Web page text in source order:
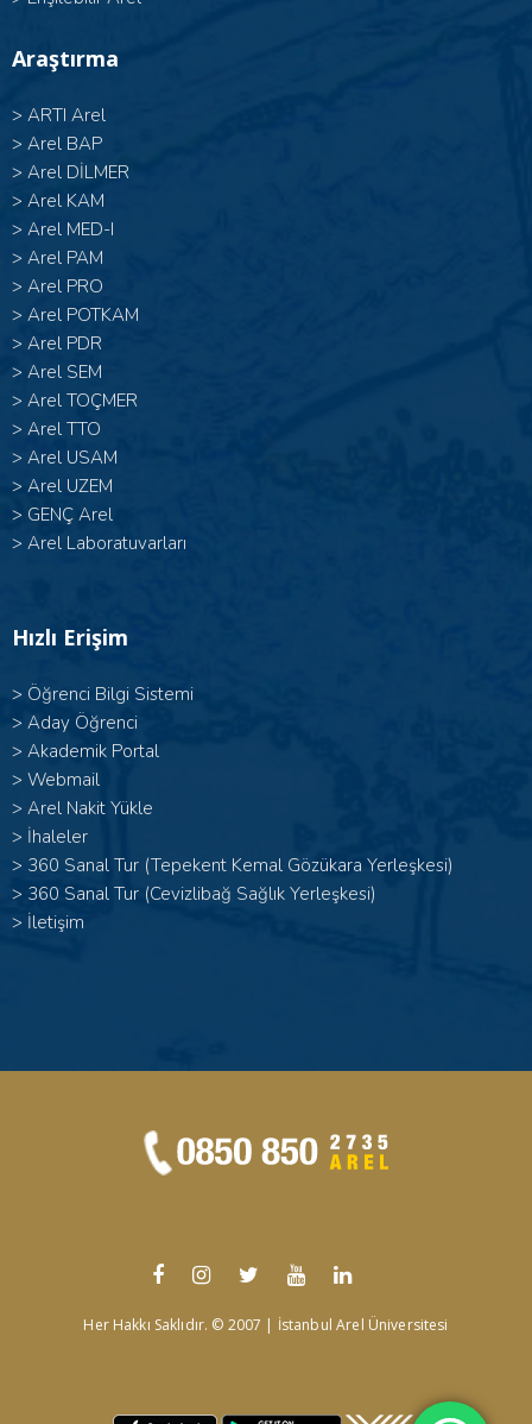
Araştırma
> ARTI Arel
> Arel BAP
> Arel DİLMER
> Arel KAM
> Arel MED-I
> Arel PAM
> Arel PRO
> Arel POTKAM
> Arel PDR
> Arel SEM
> Arel TOÇMER
> Arel TTO
> Arel USAM
> Arel UZEM
> GENÇ Arel
> Arel Laboratuvarları
Hızlı Erişim
> Öğrenci Bilgi Sistemi
> Aday Öğrenci
> Akademik Portal
> Webmail
> Arel Nakit Yükle
> İhaleler
> 360 Sanal Tur (Tepekent Kemal Gözükara Yerleşkesi)
> 360 Sanal Tur (Cevizlibağ Sağlık Yerleşkesi)
> İletişim
Her Hakkı Saklıdır. © 2007 | İstanbul Arel Üniversitesi